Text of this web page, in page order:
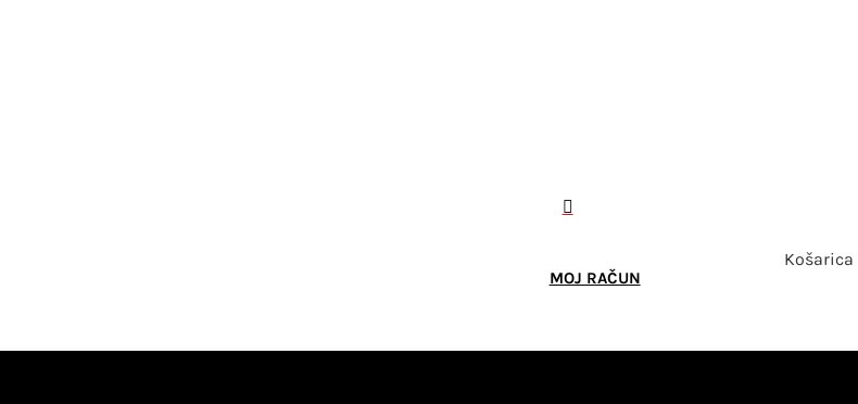

MOJ RAČUN
Košarica